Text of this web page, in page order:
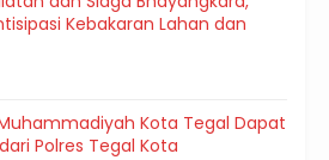
Kebakaran Lahan dan
Muhammadiyah Kota Tegal Dapat
Polres Tegal Kota